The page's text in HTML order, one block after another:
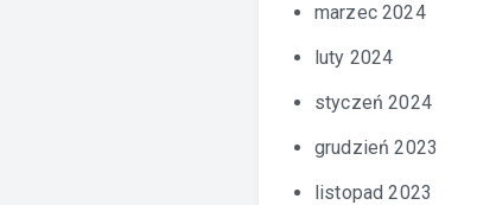
marzec 2024
luty 2024
styczeń 2024
grudzień 2023
listopad 2023